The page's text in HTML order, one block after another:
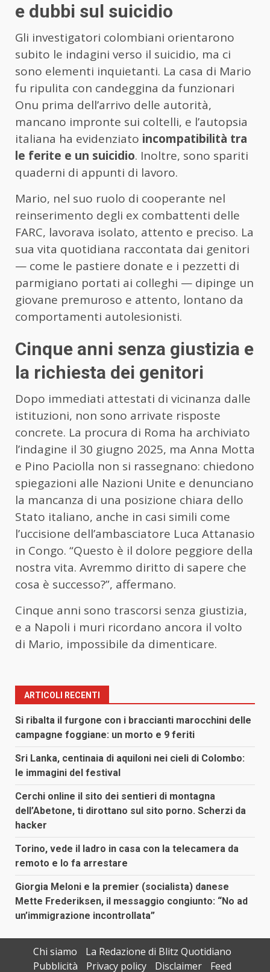
e dubbi sul suicidio
Gli investigatori colombiani orientarono
subito le indagini verso il suicidio, ma ci
sono elementi inquietanti. La casa di Mario
fu ripulita con candeggina da funzionari
Onu prima dell’arrivo delle autorità,
mancano impronte sui coltelli, e l’autopsia
italiana ha evidenziato incompatibilità tra
le ferite e un suicidio. Inoltre, sono spariti
quaderni di appunti di lavoro.
Mario, nel suo ruolo di cooperante nel
reinserimento degli ex combattenti delle
FARC, lavorava isolato, attento e preciso. La
sua vita quotidiana raccontata dai genitori
— come le pastiere donate e i pezzetti di
parmigiano portati ai colleghi — dipinge un
giovane premuroso e attento, lontano da
comportamenti autolesionisti.
Cinque anni senza giustizia e
la richiesta dei genitori
Dopo immediati attestati di vicinanza dalle
istituzioni, non sono arrivate risposte
concrete. La procura di Roma ha archiviato
l’indagine il 30 giugno 2025, ma Anna Motta
e Pino Paciolla non si rassegnano: chiedono
spiegazioni alle Nazioni Unite e denunciano
la mancanza di una posizione chiara dello
Stato italiano, anche in casi simili come
l’uccisione dell’ambasciatore Luca Attanasio
in Congo. “Questo è il dolore peggiore della
nostra vita. Avremmo diritto di sapere che
cosa è successo?”, affermano.
Cinque anni sono trascorsi senza giustizia,
e a Napoli i muri ricordano ancora il volto
di Mario, impossibile da dimenticare.
ARTICOLI RECENTI
Si ribalta il furgone con i braccianti marocchini delle
campagne foggiane: un morto e 9 feriti
Sri Lanka, centinaia di aquiloni nei cieli di Colombo:
le immagini del festival
Cerchi online il sito dei sentieri di montagna
dell’Abetone, ti dirottano sul sito porno. Scherzi da
hacker
Torino, vede il ladro in casa con la telecamera da
remoto e lo fa arrestare
Giorgia Meloni e la premier (socialista) danese
Mette Frederiksen, il messaggio congiunto: “No ad
un’immigrazione incontrollata”
Chi siamo
La Redazione di Blitz Quotidiano
Pubblicità
Privacy policy Disclaimer Feed